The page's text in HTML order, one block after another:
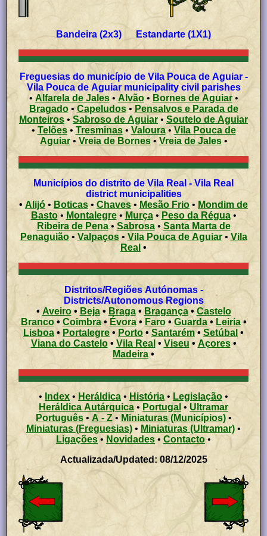
Bandeira (2x3) Estandarte (1X1)
Freguesias do município de Vila Pouca de Aguiar -
Vila Pouca de Aguiar municipality civil parishes
•
Alfarela de Jales• Alvão• Bornes de Aguiar•
Bragado•Capeludos• Pensalvos e Parada de
Monteiros• Sabroso de Aguiar •
Soutelo de Aguiar
• Telões•Tresminas• Valoura•Vila Pouca de
Aguiar• Vreia de Bornes• Vreia de Jales•
Municípios do distrito de Vila Real - Vila Real
district municipalities
• Alijó • Boticas • Chaves• Mesão Frio• Mondim de
Basto• Montalegre• Murça• Peso da Régua•
Ribeira de Pena• Sabrosa• Santa Marta de
Penaguião•Valpaços• Vila Pouca de Aguiar•Vila
Real •
Distritos/Regiões Autónomas -
Districts/Autonomous Regions
• Aveiro• Beja• Braga• Bragança•Castelo
Branco• Coimbra• Évora• Faro• Guarda• Leiria•
Lisboa • Portalegre • Porto • Santarém• Setúbal •
Viana do Castelo• Vila Real • Viseu • Açores •
Madeira •
• Index • Heráldica • História • Legislação •
Heráldica Autárquica • Portugal • Ultramar
Português• A - Z•Miniaturas (Municípios)•
Miniaturas (Freguesias) • Miniaturas (Ultramar) •
Ligações •Novidades • Contacto •
Actualizada/Updated: 08/12/2025